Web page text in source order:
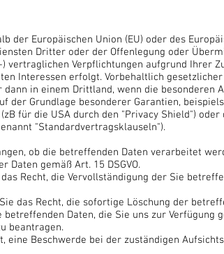
der Europäischen Union (EU) oder des
Dritter oder der Offenlegung oder
vertraglichen Verpflichtungen aufgrund Ihrer
Interessen erfolgt. Vorbehaltlich
in einem Drittland, wenn die besonderen
der Grundlage besonderer Garantien,
für die USA durch den "Privacy Shield")
"Standardvertragsklauseln").
ob die betreffenden Daten verarbeitet
gemäß Art. 15 DSGVO.
das Recht, die Vervollständigung der Sie
das Recht, die sofortige Löschung der
Daten, die Sie uns zur Verfügung
beantragen.
eine Beschwerde bei der zuständigen